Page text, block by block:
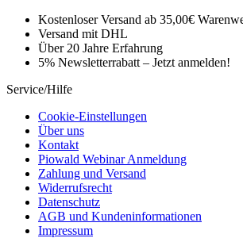
Kostenloser Versand ab 35,00€
Versand mit DHL
Über 20 Jahre Erfahrung
5% Newsletterrabatt – Jetzt anmelden!
Service/Hilfe
Cookie-Einstellungen
Über uns
Kontakt
Piowald Webinar Anmeldung
Zahlung und Versand
Widerrufsrecht
Datenschutz
AGB und Kundeninformationen
Impressum